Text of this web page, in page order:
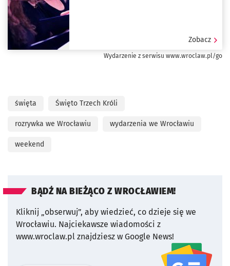
Zobacz
Wydarzenie z serwisu www.wroclaw.pl/go
święta Święto Trzech Króli
rozrywka we Wrocławiu wydarzenia we Wrocławiu
weekend
BĄDŹ NA BIEŻĄCO Z WROCŁAWIEM!
Kliknij „obserwuj”, aby wiedzieć, co dzieje się we
Wrocławiu. Najciekawsze wiadomości z
www.wroclaw.pl znajdziesz w Google News!